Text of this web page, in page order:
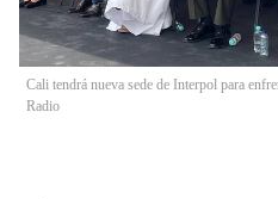
Cali tendrá nueva sede de Interpol para
Radio